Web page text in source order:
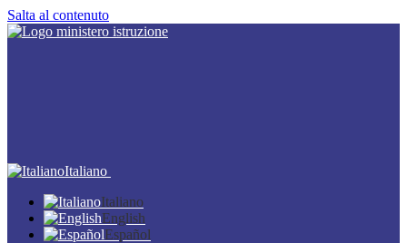
Salta al contenuto
Italiano
Italiano
English
Español